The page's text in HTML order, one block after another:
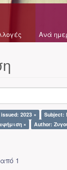
Ανά
2023 × Subject:
×
Author:
1